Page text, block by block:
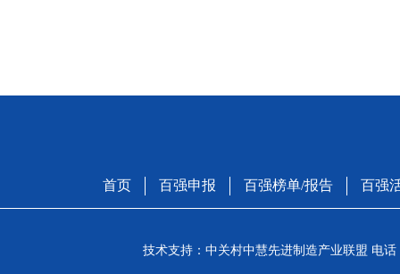
首页 百强申报 百强榜单/报告 百强
技术支持：中关村中慧先进制造产业联盟 电